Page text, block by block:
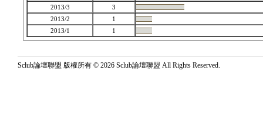
2013/3
3
2013/2
1
2013/1
1
Sclub論壇聯盟 版權所有 © 2026 Sclub論壇聯盟 All Rights Reserved.